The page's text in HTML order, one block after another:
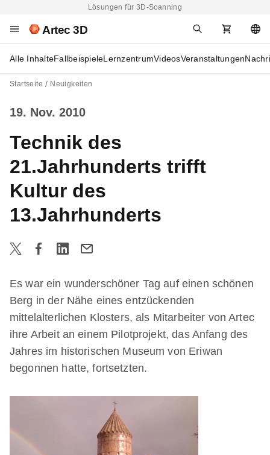
Lösungen für 3D-Scanning
Artec 3D
Alle InhalteFallbeispieleLernzentrumVideosVeranstaltungen
Startseite Neuigkeiten
19. Nov. 2010
Technik des
21.Jahrhunderts trifft
Kultur des
13.Jahrhunderts
Es war ein wunderschöner Tag auf einen schönen
Berg in der Nähe eines entzückenden
mittelalterlichen Klosters, als Mitarbeiter von Artec
ihre Arbeit an einem Pilotprojekt, das Anfang des
Jahres im historischen Museum von Eriwan
begonnen hatte, fortsetzten.